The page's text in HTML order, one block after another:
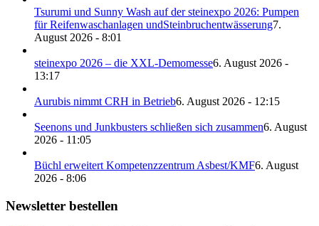
Tsurumi und Sunny Wash auf der steinexpo 2026: Pumpen
für Reifenwaschanlagen undSteinbruchentwässerung7.
August 2026 - 8:01
steinexpo 2026 – die XXL-Demomesse6. August 2026 -
13:17
Aurubis nimmt CRH in Betrieb6. August 2026 - 12:15
Seenons und Junkbusters schließen sich zusammen6. August
2026 - 11:05
Büchl erweitert Kompetenzzentrum Asbest/KMF6. August
2026 - 8:06
Newsletter bestellen